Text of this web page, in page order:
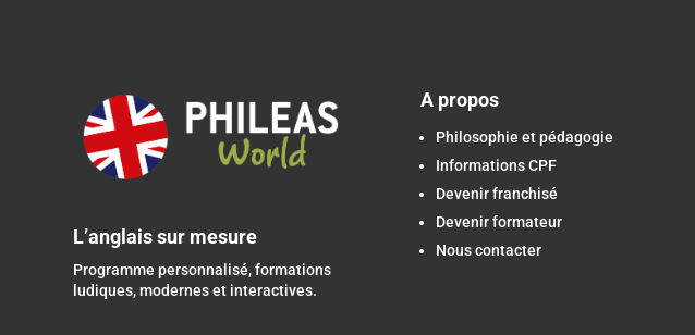
L’anglais sur mesure
Programme personnalisé, formations
ludiques, modernes et interactives.
A propos
Philosophie et pédagogie
Informations CPF
Devenir franchisé
Devenir formateur
Nous contacter